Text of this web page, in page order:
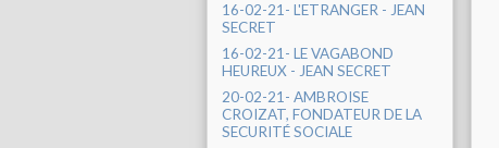
16-02-21- L'ETRANGER - JEAN
SECRET
16-02-21- LE VAGABOND
HEUREUX - JEAN SECRET
20-02-21- AMBROISE
CROIZAT, FONDATEUR DE LA
SECURITÉ SOCIALE